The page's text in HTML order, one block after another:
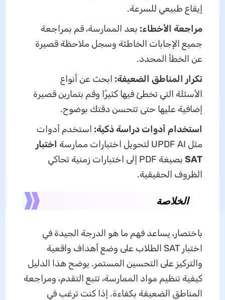
إيقاع طبيعي للسرعة.
مراجعة الأخطاء: بعد الممارسة، قم بمراجعة
جميع الإجابات الخاطئة وسجل ملاحظة قصيرة
عن الخطأ المحدد.
تكرار المناطق الضعيفة: ابحث عن أنواع
الأسئلة التي تخطئ فيها كثيرًا وقم بتمارين قصيرة
إضافية عليها حتى تتحسن دقتك بوضوح.
استخدام أدوات دراسة ذكية: استخدم أدوات
مثل UPDF AI لتحويل اختبارات ممارسة
اختبار
SAT
بصيغة PDF إلى اختبارات زمنية تحاكي
الظروف الحقيقية.
الخلاصة
باختصار، يساعد فهم ما هو الدرجة الجيدة في
اختبار SAT الطلاب على وضع أهداف واقعية
والتركيز على التحسين المستمر. يوضح هذا الدليل
كيفية تنظيم مواد الممارسة، تتبع التقدم، ومراجعة
المناطق الضعيفة بكفاءة. إذا كنت ترغب في